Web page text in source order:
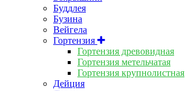
Буддлея
Бузина
Вейгела
Гортензия
Гортензия древовидная
Гортензия метельчатая
Гортензия крупнолистная
Дейция